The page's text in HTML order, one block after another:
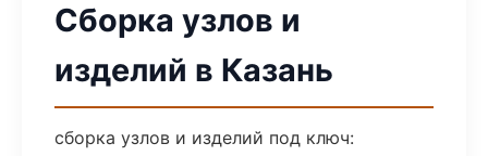
Сборка узлов и
изделий в Казань
сборка узлов и изделий под ключ: